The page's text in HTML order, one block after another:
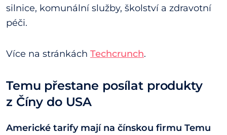
silnice, komunální služby, školství a zdravotní
péči.
Více na stránkách Techcrunch.
Temu přestane posílat produkty
z Číny do USA
Americké tarify mají na čínskou firmu Temu